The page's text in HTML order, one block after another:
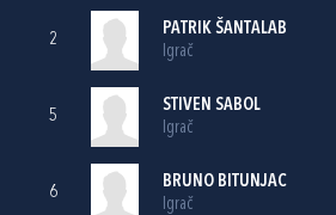
2
PATRIK ŠANTALAB
Igrač
5
STIVEN SABOL
Igrač
6
BRUNO BITUNJAC
Igrač